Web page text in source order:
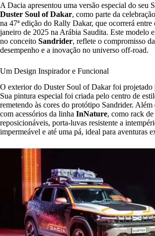
A Dacia apresentou uma versão especial do seu
Duster Soul of Dakar, como parte da
na 47ª edição do Rally Dakar, que ocorrerá entre
janeiro de 2025 na Arábia Saudita. Este modelo
no conceito Sandrider, reflete o compromisso
desempenho e a inovação no universo off-road.
Um Design Inspirador e Funcional
O exterior do Duster Soul of Dakar foi projetado
Sua pintura especial foi criada pelo centro de
remetendo às cores do protótipo Sandrider.
com acessórios da linha InNature, como rack
reposicionáveis, porta-luvas resistente a
impermeável e até uma pá, ideal para aventuras